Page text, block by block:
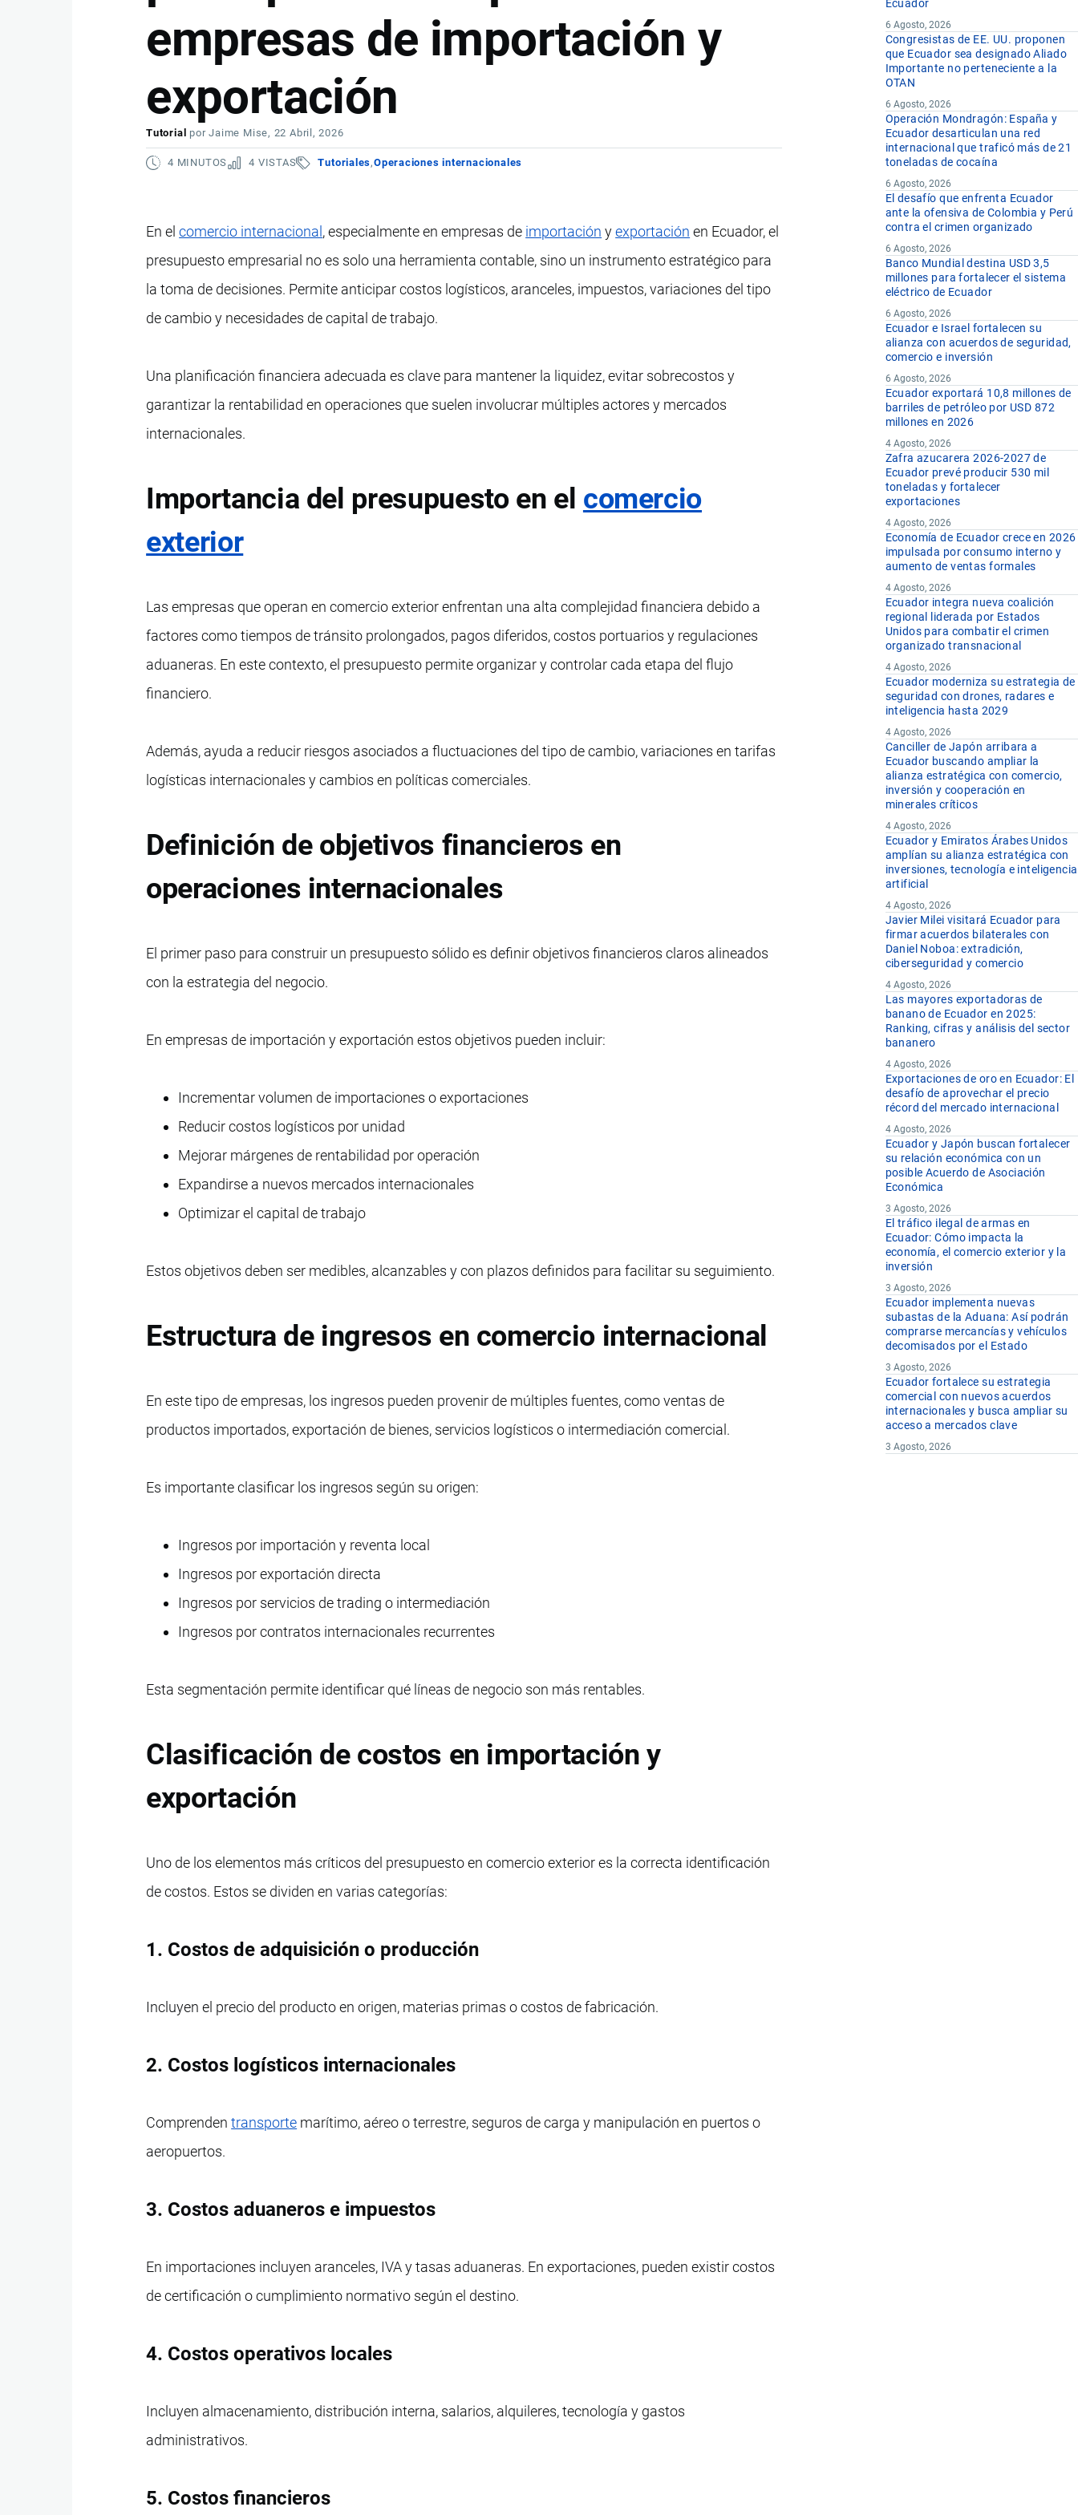
empresas de importación y
exportación
Tutorial porJaime Mise, 22 Abril, 2026
4 MINUTOS 4 VISTAS Tutoriales Operaciones internacionales
En elcomercio internacional, especialmente en empresas de importación yexportación en Ecuador, el
presupuesto empresarial no es solo una herramienta contable, sino un instrumento estratégico para
la toma de decisiones. Permite anticipar costos logísticos, aranceles, impuestos, variaciones del tipo
de cambio y necesidades de capital de trabajo.
Una planificación financiera adecuada es clave para mantener la liquidez, evitar sobrecostos y
garantizar la rentabilidad en operaciones que suelen involucrar múltiples actores y mercados
internacionales.
Importancia del presupuesto en el comercio
exterior
Las empresas que operan en comercio exterior enfrentan una alta complejidad financiera debido a
factores como tiempos de tránsito prolongados, pagos diferidos, costos portuarios y regulaciones
aduaneras. En este contexto, el presupuesto permite organizar y controlar cada etapa del flujo
financiero.
Además, ayuda a reducir riesgos asociados a fluctuaciones del tipo de cambio, variaciones en tarifas
logísticas internacionales y cambios en políticas comerciales.
Definición de objetivos financieros en
operaciones internacionales
El primer paso para construir un presupuesto sólido es definir objetivos financieros claros alineados
con la estrategia del negocio.
En empresas de importación y exportación estos objetivos pueden incluir:
Incrementar volumen de importaciones o exportaciones
Reducir costos logísticos por unidad
Mejorar márgenes de rentabilidad por operación
Expandirse a nuevos mercados internacionales
Optimizar el capital de trabajo
Estos objetivos deben ser medibles, alcanzables y con plazos definidos para facilitar su seguimiento.
Estructura de ingresos en comercio internacional
En este tipo de empresas, los ingresos pueden provenir de múltiples fuentes, como ventas de
productos importados, exportación de bienes, servicios logísticos o intermediación comercial.
Es importante clasificar los ingresos según su origen:
Ingresos por importación y reventa local
Ingresos por exportación directa
Ingresos por servicios de trading o intermediación
Ingresos por contratos internacionales recurrentes
Esta segmentación permite identificar qué líneas de negocio son más rentables.
Clasificación de costos en importación y
exportación
Uno de los elementos más críticos del presupuesto en comercio exterior es la correcta identificación
de costos. Estos se dividen en varias categorías:
1. Costos de adquisición o producción
Incluyen el precio del producto en origen, materias primas o costos de fabricación.
2. Costos logísticos internacionales
Comprendentransporte marítimo, aéreo o terrestre, seguros de carga y manipulación en puertos o
aeropuertos.
3. Costos aduaneros e impuestos
En importaciones incluyen aranceles, IVA y tasas aduaneras. En exportaciones, pueden existir costos
de certificación o cumplimiento normativo según el destino.
4. Costos operativos locales
Incluyen almacenamiento, distribución interna, salarios, alquileres, tecnología y gastos
administrativos.
5. Costos financieros
Ecuador
6 Agosto, 2026
Congresistas de EE. UU. proponen
que Ecuador sea designado Aliado
Importante no perteneciente a la
OTAN
6 Agosto, 2026
Operación Mondragón: España y
Ecuador desarticulan una red
internacional que traficó más de 21
toneladas de cocaína
6 Agosto, 2026
El desafío que enfrenta Ecuador
ante la ofensiva de Colombia y Perú
contra el crimen organizado
6 Agosto, 2026
Banco Mundial destina USD 3,5
millones para fortalecer el sistema
eléctrico de Ecuador
6 Agosto, 2026
Ecuador e Israel fortalecen su
alianza con acuerdos de seguridad,
comercio e inversión
6 Agosto, 2026
Ecuador exportará 10,8 millones de
barriles de petróleo por USD 872
millones en 2026
4 Agosto, 2026
Zafra azucarera 2026-2027 de
Ecuador prevé producir 530 mil
toneladas y fortalecer
exportaciones
4 Agosto, 2026
Economía de Ecuador crece en 2026
impulsada por consumo interno y
aumento de ventas formales
4 Agosto, 2026
Ecuador integra nueva coalición
regional liderada por Estados
Unidos para combatir el crimen
organizado transnacional
4 Agosto, 2026
Ecuador moderniza su estrategia de
seguridad con drones, radares e
inteligencia hasta 2029
4 Agosto, 2026
Canciller de Japón arribara a
Ecuador buscando ampliar la
alianza estratégica con comercio,
inversión y cooperación en
minerales críticos
4 Agosto, 2026
Ecuador y Emiratos Árabes Unidos
amplían su alianza estratégica con
inversiones, tecnología e inteligencia
artificial
4 Agosto, 2026
Javier Milei visitará Ecuador para
firmar acuerdos bilaterales con
Daniel Noboa: extradición,
ciberseguridad y comercio
4 Agosto, 2026
Las mayores exportadoras de
banano de Ecuador en 2025:
Ranking, cifras y análisis del sector
bananero
4 Agosto, 2026
Exportaciones de oro en Ecuador: El
desafío de aprovechar el precio
récord del mercado internacional
4 Agosto, 2026
Ecuador y Japón buscan fortalecer
su relación económica con un
posible Acuerdo de Asociación
Económica
3 Agosto, 2026
El tráfico ilegal de armas en
Ecuador: Cómo impacta la
economía, el comercio exterior y la
inversión
3 Agosto, 2026
Ecuador implementa nuevas
subastas de la Aduana: Así podrán
comprarse mercancías y vehículos
decomisados por el Estado
3 Agosto, 2026
Ecuador fortalece su estrategia
comercial con nuevos acuerdos
internacionales y busca ampliar su
acceso a mercados clave
3 Agosto, 2026